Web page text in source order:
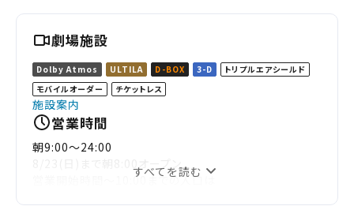
劇場施設
Dolby Atmos ULTILA D-BOX 3-D
トリプルエアシールド
モバイルオーダー
チケットレス
施設案内
営業時間
朝9:00～24:00
営業開始時間～10:00までの入口は
すべてを読む